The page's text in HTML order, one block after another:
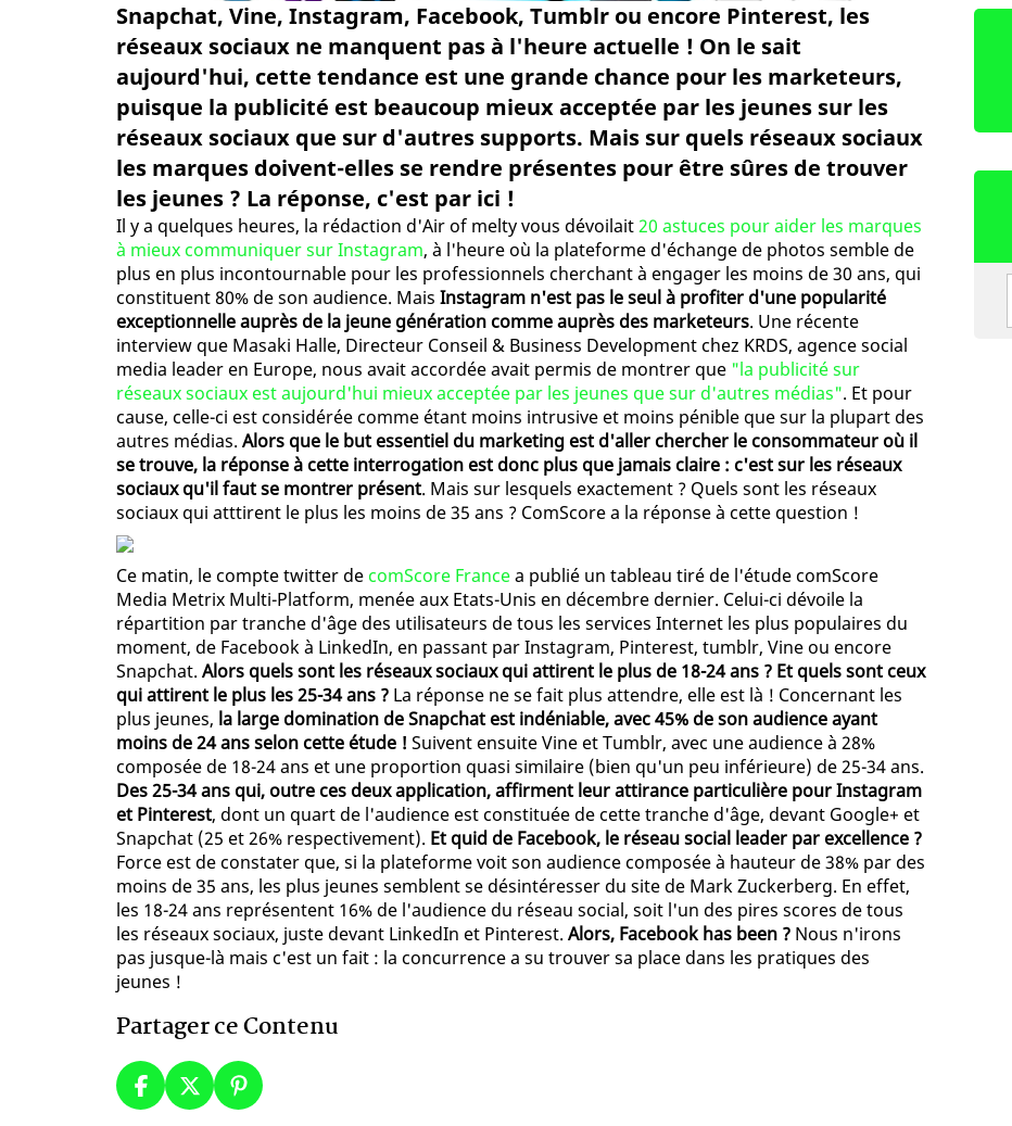
Snapchat, Vine, Instagram, Facebook, Tumblr ou encore Pinterest, les
réseaux sociaux ne manquent pas à l'heure actuelle ! On le sait
aujourd'hui, cette tendance est une grande chance pour les marketeurs,
puisque la publicité est beaucoup mieux acceptée par les jeunes sur les
réseaux sociaux que sur d'autres supports. Mais sur quels réseaux sociaux
les marques doivent-elles se rendre présentes pour être sûres de trouver
les jeunes ? La réponse, c'est par ici !
Il y a quelques heures, la rédaction d'Air of melty vous dévoilait20 astuces pour aider les marques
à mieux communiquer sur Instagram, à l'heure où la plateforme d'échange de photos semble de
plus en plus incontournable pour les professionnels cherchant à engager les moins de 30 ans, qui
constituent 80% de son audience. Mais Instagram n'est pas le seul à profiter d'une popularité
exceptionnelle auprès de la jeune génération comme auprès des marketeurs. Une récente
interview que Masaki Halle, Directeur Conseil & Business Development chez KRDS, agence social
media leader en Europe, nous avait accordée avait permis de montrer que "la publicité sur
réseaux sociaux est aujourd'hui mieux acceptée par les jeunes que sur d'autres médias". Et pour
cause, celle-ci est considérée comme étant moins intrusive et moins pénible que sur la plupart des
autres médias. Alors que le but essentiel du marketing est d'aller chercher le consommateur où il
se trouve, la réponse à cette interrogation est donc plus que jamais claire : c'est sur les réseaux
sociaux qu'il faut se montrer présent. Mais sur lesquels exactement ? Quels sont les réseaux
sociaux qui atttirent le plus les moins de 35 ans ? ComScore a la réponse à cette question !
Ce matin, le compte twitter de comScore Francea publié un tableau tiré de l'étude comScore
Media Metrix Multi-Platform, menée aux Etats-Unis en décembre dernier. Celui-ci dévoile la
répartition par tranche d'âge des utilisateurs de tous les services Internet les plus populaires du
moment, de Facebook à LinkedIn, en passant par Instagram, Pinterest, tumblr, Vine ou encore
Snapchat. Alors quels sont les réseaux sociaux qui attirent le plus de 18-24 ans ? Et quels sont ceux
qui attirent le plus les 25-34 ans ? La réponse ne se fait plus attendre, elle est là ! Concernant les
plus jeunes, la large domination de Snapchat est indéniable, avec 45% de son audience ayant
moins de 24 ans selon cette étude ! Suivent ensuite Vine et Tumblr, avec une audience à 28%
composée de 18-24 ans et une proportion quasi similaire (bien qu'un peu inférieure) de 25-34 ans.
Des 25-34 ans qui, outre ces deux application, affirment leur attirance particulière pour Instagram
et Pinterest, dont un quart de l'audience est constituée de cette tranche d'âge, devant Google+ et
Snapchat (25 et 26% respectivement). Et quid de Facebook, le réseau social leader par excellence ?
Force est de constater que, si la plateforme voit son audience composée à hauteur de 38% par des
moins de 35 ans, les plus jeunes semblent se désintéresser du site de Mark Zuckerberg. En effet,
les 18-24 ans représentent 16% de l'audience du réseau social, soit l'un des pires scores de tous
les réseaux sociaux, juste devant LinkedIn et Pinterest. Alors, Facebook has been ? Nous n'irons
pas jusque-là mais c'est un fait : la concurrence a su trouver sa place dans les pratiques des
jeunes !
Partager ce Contenu